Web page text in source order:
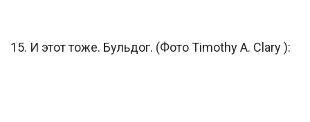
15. И этот тоже. Бульдог. (Фото Timothy A. Clary ):